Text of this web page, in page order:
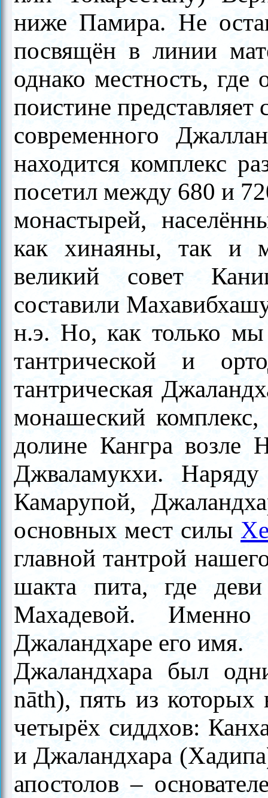
ниже Памира. Не
посвящён в линии
однако местность, где
поистине
современного
находится комплекс
посетил между 680 и
монастырей,
как хинаяны, так и
великий совет
составили
н.э. Но, как только мы
тантрической и
тантрическая
монашеский
долине Кангра возле
Джваламукхи.
Камарупой,
основных мест силы
главной тантрой
шакта пита, где
Махадевой.
Джаландхаре его имя.
Джаландхара был
nāth), пять из которых
четырёх сиддхов:
и Джаландхара
апостолов–